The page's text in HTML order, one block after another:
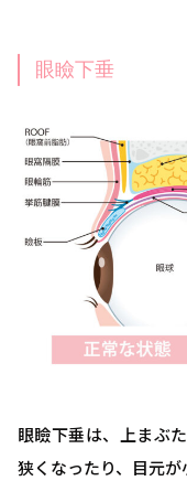
眼瞼下垂
眼瞼下垂は、上まぶ
狭くなったり、目元が